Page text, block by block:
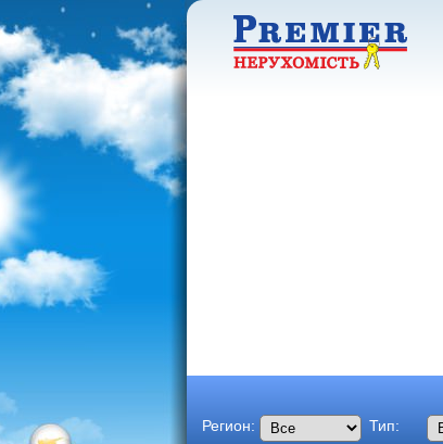
Регион: Тип: